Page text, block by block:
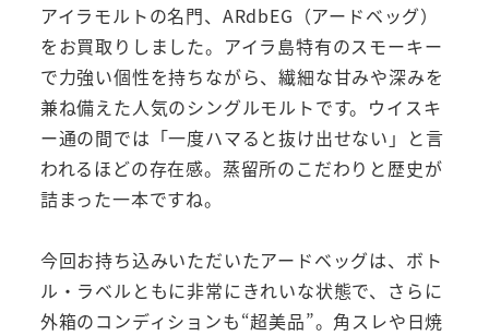
アイラモルトの名門、ARdbEG（アードベッグ）
をお買取りしました。アイラ島特有のスモーキー
で力強い個性を持ちながら、繊細な甘みや深みを
兼ね備えた人気のシングルモルトです。ウイスキ
ー通の間では「一度ハマると抜け出せない」と言
われるほどの存在感。蒸留所のこだわりと歴史が
詰まった一本ですね。
今回お持ち込みいただいたアードベッグは、ボト
ル・ラベルともに非常にきれいな状態で、さらに
外箱のコンディションも“超美品”。角スレや日焼